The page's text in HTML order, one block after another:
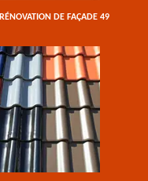
RÉNOVATION DE FAÇADE 49